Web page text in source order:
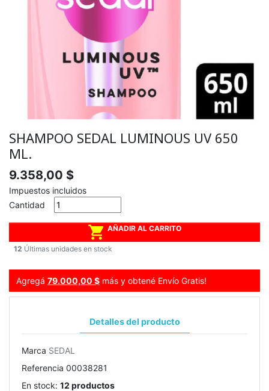
SHAMPOO SEDAL LUMINOUS UV 650
ML.
9.358,00 $
Impuestos incluidos
Cantidad
 AÑADIR AL CARRITO
12 Últimas unidades en stock
Agregá 79.000,00 $ más y obtené Envío Gratis!
Detalles del producto
Marca SEDAL
Referencia 00038281
En stock: 12 productos